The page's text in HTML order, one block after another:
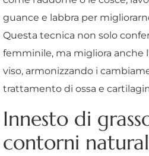
guance e labbra per
Questa tecnica non solo
femminile, ma migliora anche
viso, armonizzando i
trattamento di ossa e
Innesto di
contorni